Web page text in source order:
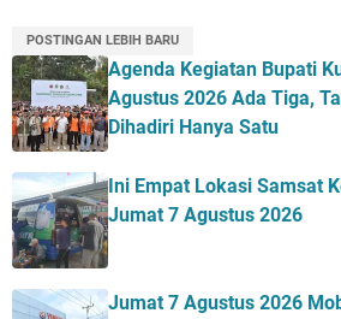
POSTINGAN LEBIH BARU
Agenda Kegiatan Bupati
Agustus 2026 Ada Tiga,
Dihadiri Hanya Satu
Ini Empat Lokasi Samsat
Jumat 7 Agustus 2026
Jumat 7 Agustus 2026